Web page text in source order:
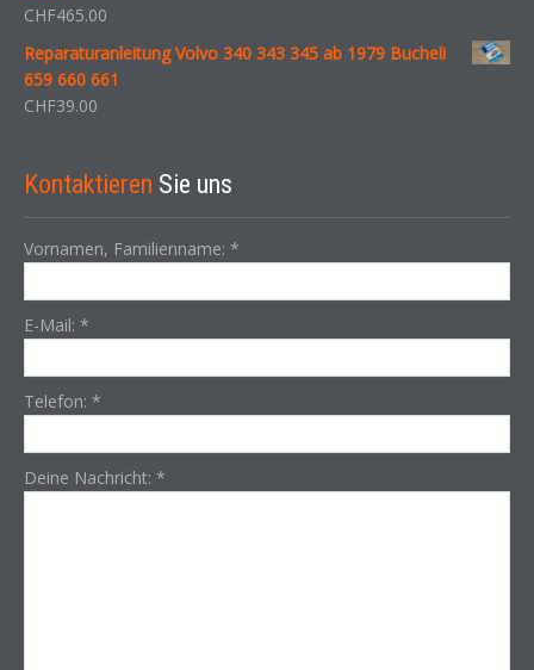
CHF465.00
Reparaturanleitung Volvo 340 343 345 ab 1979 Bucheli
659 660 661
CHF39.00
Kontaktieren Sie uns
Vornamen, Familienname: *
E-Mail: *
Telefon: *
Deine Nachricht: *